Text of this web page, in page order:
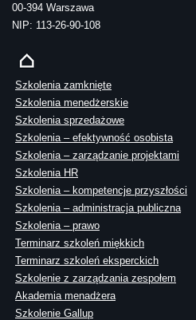
00-394 Warszawa
NIP: 113-26-90-108
Szkolenia zamknięte
Szkolenia menedżerskie
Szkolenia sprzedażowe
Szkolenia – efektywność osobista
Szkolenia – zarządzanie projektami
Szkolenia HR
Szkolenia – kompetencje przyszłości
Szkolenia – administracja publiczna
Szkolenia – prawo
Terminarz szkoleń miękkich
Terminarz szkoleń eksperckich
Szkolenie z zarządzania zespołem
Akademia menadżera
Szkolenie Gallup